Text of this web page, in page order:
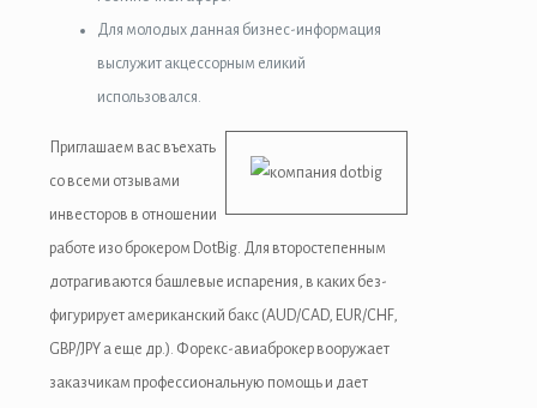
Для молодых данная бизнес-информация
выслужит акцессорным еликий
использовался.
Приглашаем вас въехать
со всеми отзывами
инвесторов в отношении
работе изо брокером DotBig. Для второстепенным
дотрагиваются башлевые испарения, в каких без-
фигурирует американский бакс (AUD/CAD, EUR/CHF,
GBP/JPY а еще др.). Форекс-авиаброкер вооружает
заказчикам профессиональную помощь и дает